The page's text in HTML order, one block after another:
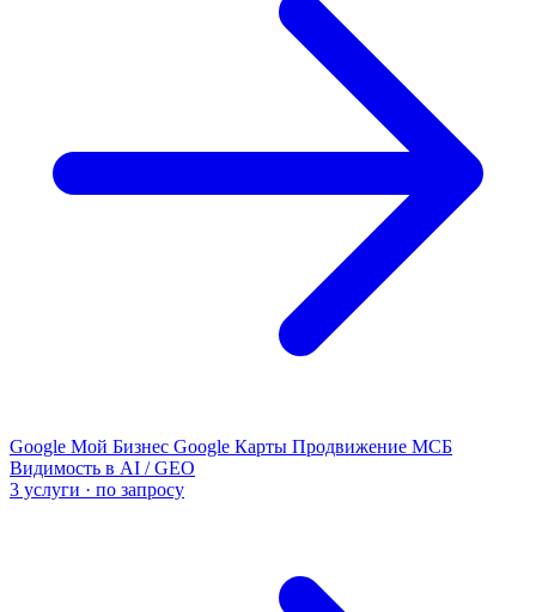
Google Мой Бизнес Google Карты Продвижение МСБ
Видимость в AI / GEO
3 услуги · по запросу